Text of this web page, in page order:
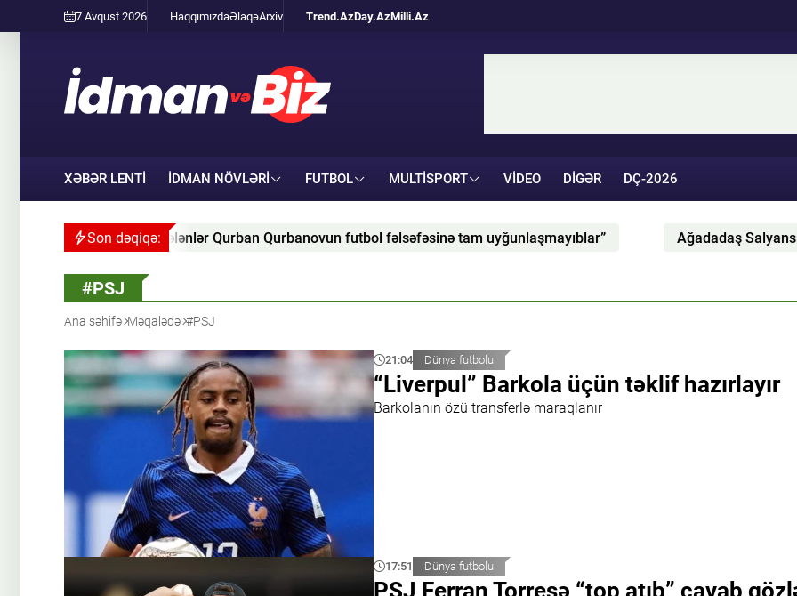
7 Avqust 2026 HaqqımızdaƏlaqəArxiv Trend.AzDay.AzMilli.Az
XƏBƏR LENTİ İDMAN NÖVLƏRI FUTBOL MULTISPORT VIDEO DIGƏR DÇ-2026
Son dəqiqə:
Qurban Qurbanovun futbol fəlsəfəsinə tam uyğunlaşmayıblar” Ağadadaş Salyanski “Neftçi”dən ayrılıb?
#PSJ
Ana səhifə Məqalədə #PSJ
21:04 Dünya futbolu
“Liverpul” Barkola üçün təklif hazırlayır
Barkolanın özü transferlə maraqlanır
17:51 Dünya futbolu